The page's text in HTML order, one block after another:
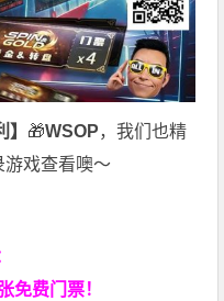
🎁WSOP，我们也精
戏查看噢～
免费门票！